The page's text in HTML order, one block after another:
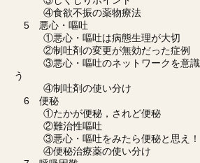
④食欲不振の薬物療法
5 悪心・嘔吐
①悪心・嘔吐は病態生理が大切
②制吐剤の変更が無効だった症例
③悪心・嘔吐のネットワークを意識
う
④制吐剤の使い分け
6 便秘
①たかが便秘，されど便秘
②難治性嘔吐
③悪心・嘔吐をみたら便秘と思え！
④便秘治療薬の使い分け